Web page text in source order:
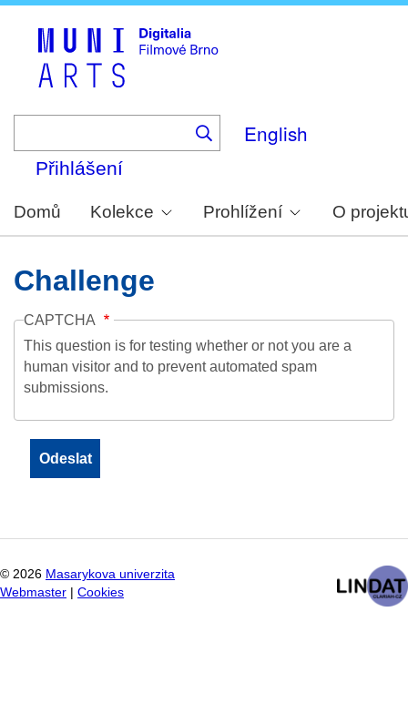
English
Přihlášení
Domů Kolekce Prohlížení O
Challenge
CAPTCHA
This question is for testing whether or not you are a
human visitor and to prevent automated spam
submissions.
© 2026 Masarykova univerzita
Webmaster
Cookies